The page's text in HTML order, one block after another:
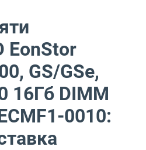
EonStor
GS/GSe,
16Гб DIMM
0010: